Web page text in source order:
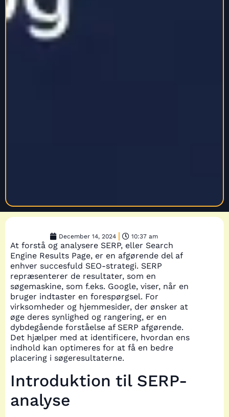
December 14, 2024 10:37 am
At forstå og analysere SERP, eller Search
Engine Results Page, er en afgørende del af
enhver succesfuld SEO-strategi. SERP
repræsenterer de resultater, som en
søgemaskine, som f.eks. Google, viser, når en
bruger indtaster en forespørgsel. For
virksomheder og hjemmesider, der ønsker at
øge deres synlighed og rangering, er en
dybdegående forståelse af SERP afgørende.
Det hjælper med at identificere, hvordan ens
indhold kan optimeres for at få en bedre
placering i søgeresultaterne.
Introduktion til SERP-
analyse